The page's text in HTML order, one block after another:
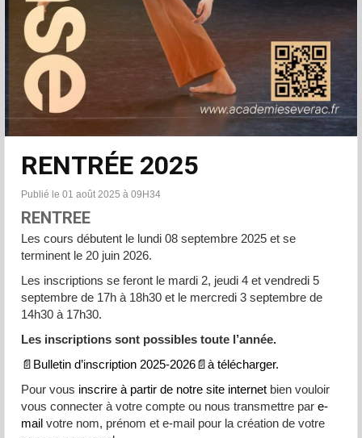
RENTRÉE 2025
Publié le 01 août 2025 à 09H34
RENTREE
Les cours débutent le lundi 08 septembre 2025 et se
terminent le 20 juin 2026.
Les inscriptions se feront le mardi 2, jeudi 4 et vendredi 5
septembre de 17h à 18h30 et le mercredi 3 septembre de
14h30 à 17h30.
Les inscriptions sont possibles toute l’année.
📄Bulletin d’inscription 2025-2026📄à télécharger.
Pour vous inscrire à partir de notre site internet bien vouloir
vous connecter à votre compte ou nous transmettre par e-
mail votre nom, prénom et e-mail pour la création de votre